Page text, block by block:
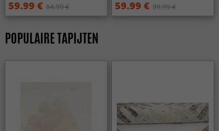
59.99 € 84.99 € 59.99 € 99.99 €
POPULAIRE TAPIJTEN